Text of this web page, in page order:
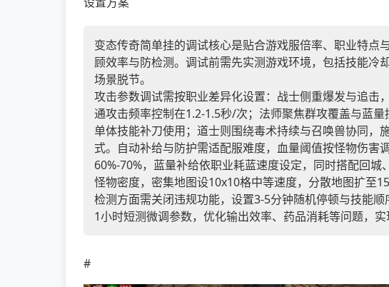
变态传奇简单挂的调试核心是贴合游戏服倍率、职业特点
顾效率与防检测。调试前需先实测游戏环境，包括技能冷
场景脱节。
攻击参数调试需按职业差异化设置：战士侧重爆发与追击
通攻击频率控制在1.2-1.5秒/次；法师聚焦群攻覆盖与蓝
单体技能补刀使用；道士则围绕毒术持续与召唤兽协同，
式。自动补给与防护需适配服难度，血量阈值按怪物伤害
60%-70%，蓝量补给依职业耗蓝速度设定，同时搭配回
怪物密度，密集地图设10x10格中等速度，分散地图扩至
检测方面需关闭违规功能，设置3-5分钟随机停顿与技能
1小时短测微调参数，优化输出效率、药品消耗等问题，实
#